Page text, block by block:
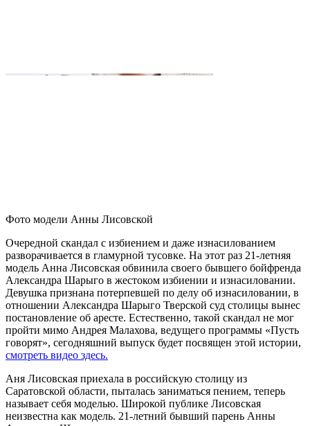
Фото модели Анны Лисовской
Очередной скандал с избиением и даже изнасилованием
разворачивается в гламурной тусовке. На этот раз 21-летняя
модель Анна Лисовская обвинила своего бывшего бойфренда
Александра Шарыго в жестоком избиении и изнасиловании.
Девушка признана потерпевшей по делу об изнасиловании, в
отношении Александра Шарыго Тверской суд столицы вынес
постановление об аресте. Естественно, такой скандал не мог
пройти мимо Андрея Малахова, ведущего программы «Пусть
говорят», сегодняшний выпуск будет посвящен этой истории,
смотреть видео здесь.
Аня Лисовская приехала в российскую столицу из
Саратовской области, пыталась заниматься пением, теперь
называет себя моделью. Широкой публике Лисовская
неизвестна как модель. 21-летний бывший парень Анны